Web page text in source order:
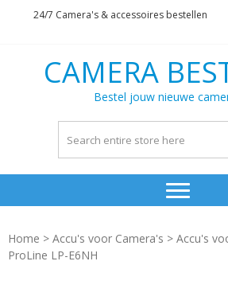
24/7 Camera's & accessoires bestellen
CAMERA
Bestel jouw nieuwe
Home > Accu's voor Camera's > Accu's
ProLine LP-E6NH